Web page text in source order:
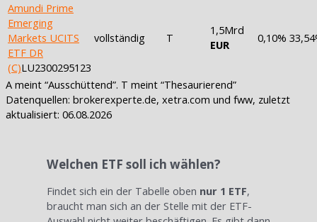
Amundi Prime
Emerging
Markets UCITS
ETF DR
(C)LU2300295123
vollständig T
1,5Mrd
EUR
0,10%
A meint “Ausschüttend”. T meint “Thesaurierend”
Datenquellen: brokerexperte.de, xetra.com und fww, zuletzt
aktualisiert: 06.08.2026
Welchen ETF soll ich wählen?
Findet sich ein der Tabelle oben nur 1 ETF,
braucht man sich an der Stelle mit der ETF-